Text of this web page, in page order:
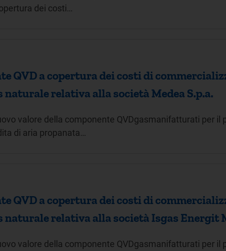
dei costi…
QVD a copertura dei costi di
relativa alla società Medea S.p.a.
valore della componente QVDgasmanifatturati per il
di aria propanata…
QVD a copertura dei costi di
naturale relativa alla società Isgas
valore della componente QVDgasmanifatturati per il